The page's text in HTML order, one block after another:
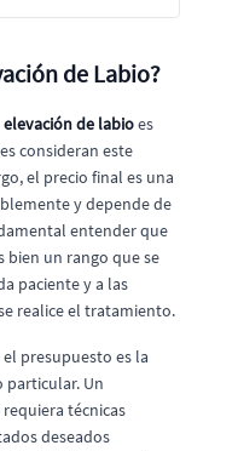
de Labio?
elevación de labioes
consideran este
el precio final es una
y depende de
entender que
bien un rango que se
paciente y a las
realice el tratamiento.
presupuesto es la
particular. Un
técnicas
deseados